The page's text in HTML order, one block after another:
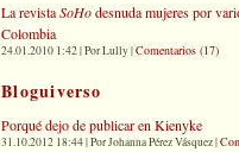
La revistaSoHodesnuda mujeres por
Colombia
24.01.2010 1:42 | Por Lully |Comentarios (17)
Bloguiverso
Porqué dejo de publicar en Kienyke
31.10.2012 18:44 | Por Johanna Pérez Vásquez |